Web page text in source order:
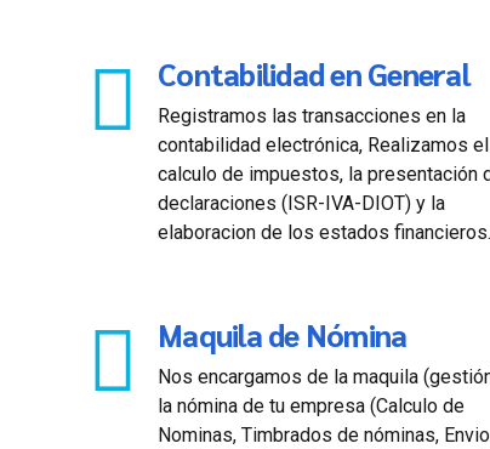
Contabilidad en General
Registramos las transacciones en la
contabilidad electrónica, Realizamos el
calculo de impuestos, la presentación
declaraciones (ISR-IVA-DIOT) y la
elaboracion de los estados financieros.
Maquila de Nómina
Nos encargamos de la maquila
la nómina de tu empresa (Calculo de
Nominas, Timbrados de nóminas,